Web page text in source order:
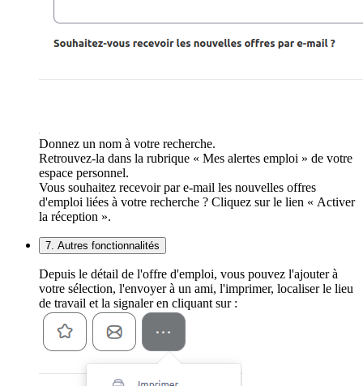
Donnez un nom à votre recherche.
Retrouvez-la dans la rubrique « Mes alertes emploi » de votre
espace personnel.
Vous souhaitez recevoir par e-mail les nouvelles offres
d'emploi liées à votre recherche ? Cliquez sur le lien « Activer
la réception ».
7. Autres fonctionnalités
Depuis le détail de l'offre d'emploi, vous pouvez l'ajouter à
votre sélection, l'envoyer à un ami, l'imprimer, localiser le lieu
de travail et la signaler en cliquant sur :